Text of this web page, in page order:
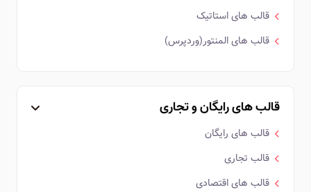
قالب های استاتیک
قالب های المنتور(وردپرس)
قالب های رایگان و تجاری
قالب های رایگان
قالب تجاری
قالب های اقتصادی